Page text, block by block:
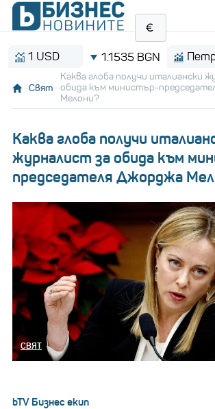
USD 1.1535 BGN Петрол
Свят
Каква глоба получи италиански
обида към министър-
Мелони?
Каква глоба получи
журналист за обида към
председателя Джорджа
СВЯТ
bTV Бизнес екип